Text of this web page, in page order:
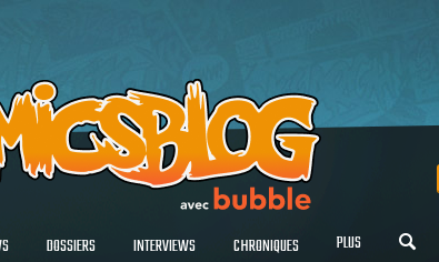
DOSSIERS INTERVIEWS CHRONIQUES PLUS